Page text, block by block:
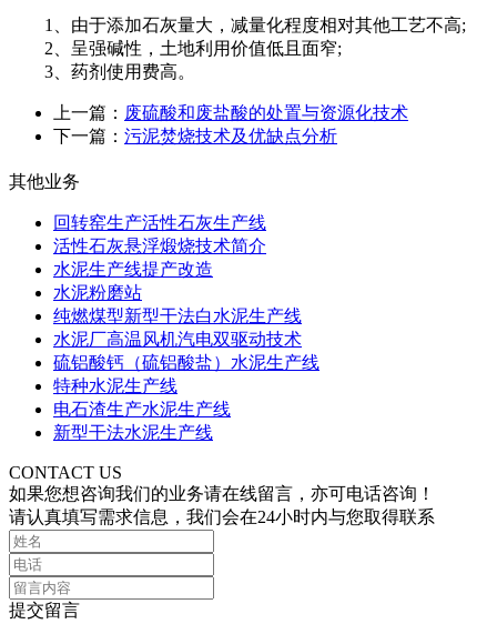
1、由于添加石灰量大，减量化程度相对其他工艺不高;
2、呈强碱性，土地利用价值低且面窄;
3、药剂使用费高。
上一篇： 废硫酸和废盐酸的处置与资源化技术
下一篇： 污泥焚烧技术及优缺点分析
其他业务
回转窑生产活性石灰生产线
活性石灰悬浮煅烧技术简介
水泥生产线提产改造
水泥粉磨站
纯燃煤型新型干法白水泥生产线
水泥厂高温风机汽电双驱动技术
硫铝酸钙（硫铝酸盐）水泥生产线
特种水泥生产线
电石渣生产水泥生产线
新型干法水泥生产线
CONTACT US
如果您想咨询我们的业务请在线留言，亦可电话咨询！
请认真填写需求信息，我们会在24小时内与您取得联系
提交留言